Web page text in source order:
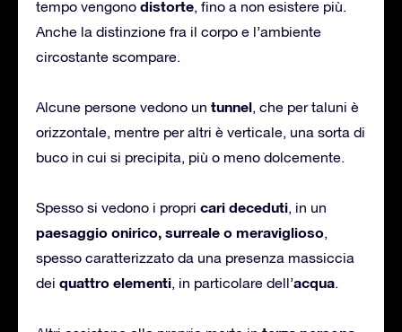
tempo vengono distorte, fino a non esistere più.
Anche la distinzione fra il corpo e l’ambiente
circostante scompare.
Alcune persone vedono un tunnel, che per taluni è
orizzontale, mentre per altri è verticale, una sorta di
buco in cui si precipita, più o meno dolcemente.
Spesso si vedono i propri cari deceduti, in un
paesaggio onirico, surreale o meraviglioso,
spesso caratterizzato da una presenza massiccia
dei quattro elementi, in particolare dell’acqua.